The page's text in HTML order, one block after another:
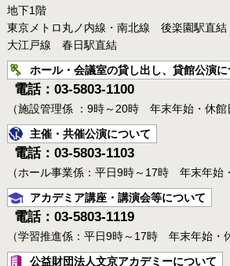
地下1階
東京メトロ丸ノ内線・南北線 後楽園駅直結
大江戸線 春日駅直結
ホール・会議室の貸し出し、貸館公演に
電話：03-5803-1100
（施設管理係 ：9時～20時 年末年始・休館
主催・共催公演について
電話：03-5803-1103
（ホール事業係：平日9時～17時 年末年始
アカデミア講座・講演会等について
電話：03-5803-1119
（学習推進係：平日9時～17時 年末年始・
公益財団法人文京アカデミーについて